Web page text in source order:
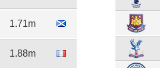
1.71m
1.88m